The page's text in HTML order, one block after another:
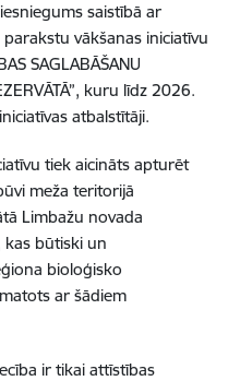
saistībā ar
vākšanas iniciatīvu
SAGLABĀŠANU
kuru līdz 2026.
atbalstītāji.
tiek aicināts apturēt
meža teritorijā
Limbažu novada
kas būtiski un
bioloģisko
ar šādiem
ir tikai attīstības